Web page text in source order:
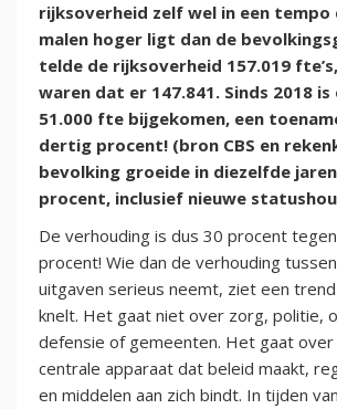
rijksoverheid zelf wel in een tempo
malen hoger ligt dan de
telde de rijksoverheid 157.019
waren dat er 147.841. Sinds 2018
51.000 fte bijgekomen, een
dertig procent! (bron CBS en
bevolking groeide in diezelfde
procent, inclusief nieuwe
De verhouding is dus 30 procent
procent! Wie dan de verhouding
uitgaven serieus neemt, ziet een
knelt. Het gaat niet over zorg, politie,
defensie of gemeenten. Het gaat
centrale apparaat dat beleid maakt,
en middelen aan zich bindt. In tijden